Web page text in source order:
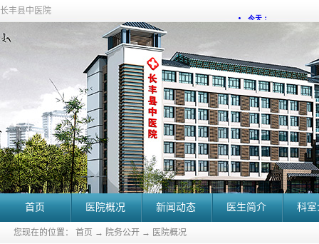
长丰县中医院
首页 医院概况 新闻动态 医生简介 科
您现在的位置： 首页 → 院务公开 → 医院概况